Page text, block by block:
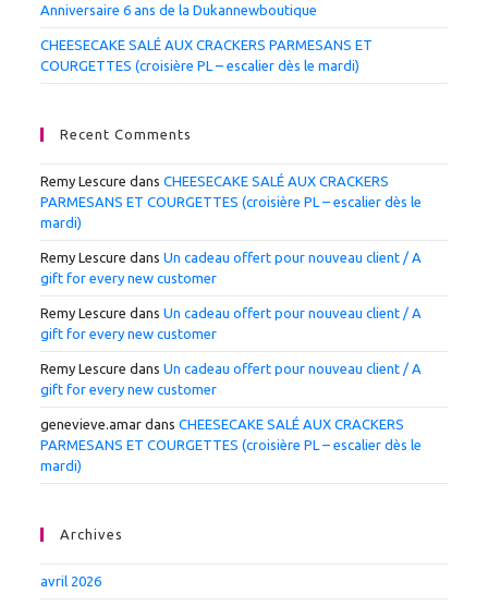
Anniversaire 6 ans de la Dukannewboutique
CHEESECAKE SALÉ AUX CRACKERS PARMESANS ET
COURGETTES (croisière PL – escalier dès le mardi)
Recent Comments
Remy Lescure dansCHEESECAKE SALÉ AUX CRACKERS
PARMESANS ET COURGETTES (croisière PL – escalier dès le
mardi)
Remy Lescure dansUn cadeau offert pour nouveau client / A
gift for every new customer
Remy Lescure dansUn cadeau offert pour nouveau client / A
gift for every new customer
Remy Lescure dansUn cadeau offert pour nouveau client / A
gift for every new customer
genevieve.amar dansCHEESECAKE SALÉ AUX CRACKERS
PARMESANS ET COURGETTES (croisière PL – escalier dès le
mardi)
Archives
avril 2026